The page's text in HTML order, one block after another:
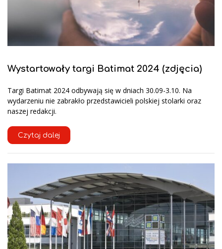
Wystartowały targi Batimat 2024 (zdjęcia)
Targi Batimat 2024 odbywają się w dniach 30.09-3.10. Na
wydarzeniu nie zabrakło przedstawicieli polskiej stolarki oraz
naszej redakcji.
Czytaj dalej